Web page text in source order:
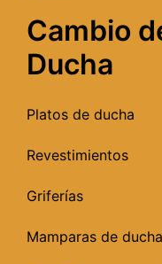
Cambio
Ducha
Platos de ducha
Revestimientos
Griferías
Mamparas de ducha